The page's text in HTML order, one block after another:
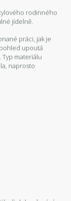
rodinného
jídelně.
práci, jak je
upoutá
. Typ materiálu
naprosto